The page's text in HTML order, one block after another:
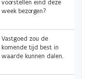
voorstellen eind deze
week bezorgen?
Vastgoed zou de
komende tijd best in
waarde kunnen dalen.